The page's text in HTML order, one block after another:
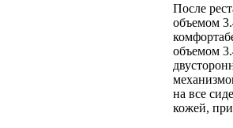
После
объемом
объемом
на все
кожей,